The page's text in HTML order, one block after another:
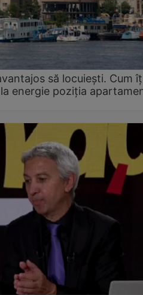
să locuiești. Cum
energie poziția